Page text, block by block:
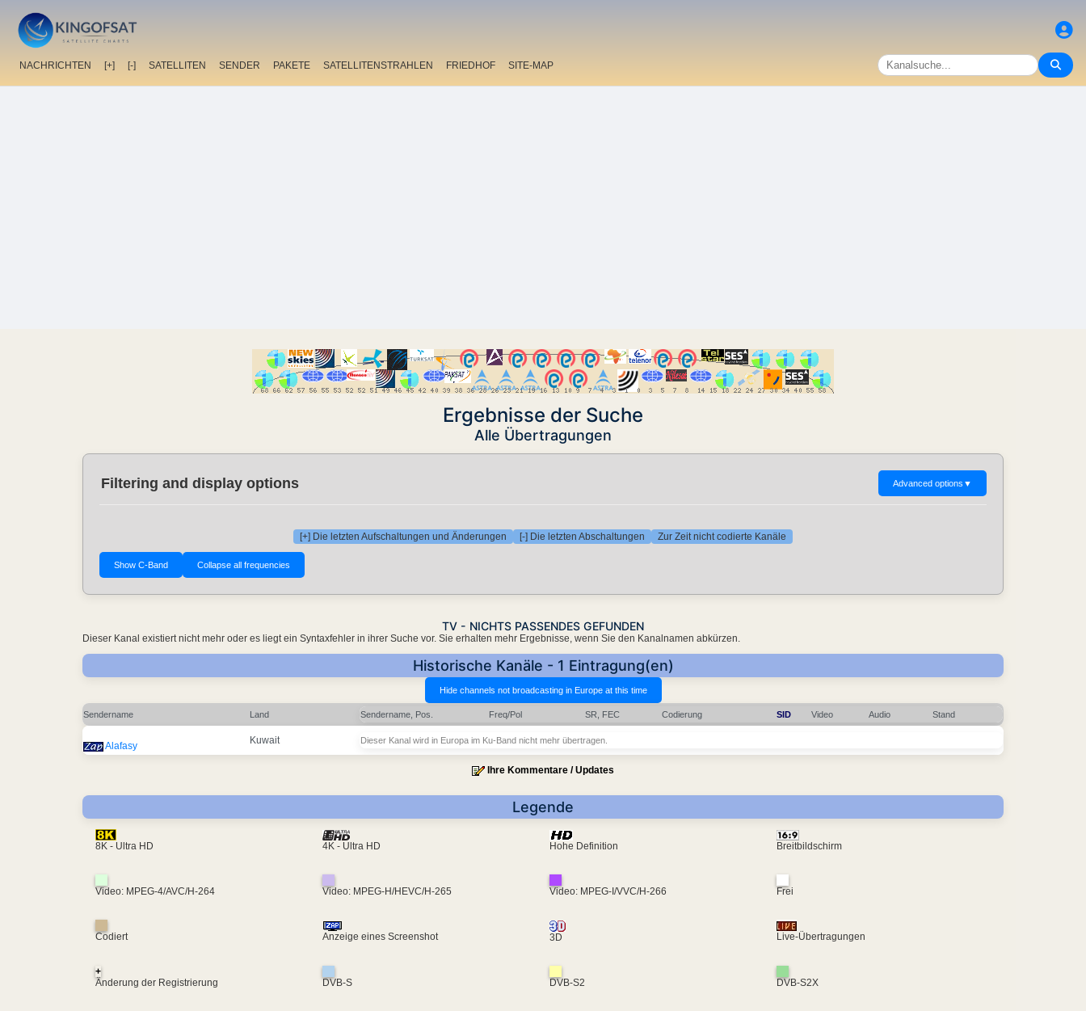
NACHRICHTEN [+] [-] SATELLITEN SENDER PAKETE SATELLITENSTRAHLEN FRIEDHOF SITE-MAP
Ergebnisse der Suche
Alle Übertragungen
Filtering and display options Advanced options ▼
[+] Die letzten Aufschaltungen und Änderungen [-] Die letzten Abschaltungen Zur Zeit nicht codierte Kanäle
TV - NICHTS PASSENDES GEFUNDEN
Dieser Kanal existiert nicht mehr oder es liegt ein Syntaxfehler in ihrer Suche vor. Sie erhalten mehr Ergebnisse, wenn Sie den Kanalnamen abkürzen.
Historische Kanäle - 1 Eintragung(en)
Sendername Land Sendername, Pos. Freq/Pol SR, FEC Codierung SID Video Audio Stand
Alafasy Kuwait Dieser Kanal wird in Europa im Ku-Band nicht mehr übertragen.
Ihre Kommentare / Updates
Legende
8K - Ultra HD 4K - Ultra HD Hohe Definition Breitbildschirm
Video: MPEG-4/AVC/H-264 Video: MPEG-H/HEVC/H-265 Video: MPEG-I/VVC/H-266 Frei
Codiert Anzeige eines Screenshot 3D Live-Übertragungen
+
Änderung der Registrierung
DVB-S DVB-S2 DVB-S2X